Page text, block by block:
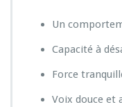
Un
Capacité à
Force
Voix douce et